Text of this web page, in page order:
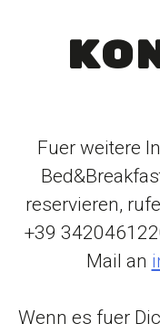
Fuer weitere
reservieren,
+39
Mail an
Wenn es fuer